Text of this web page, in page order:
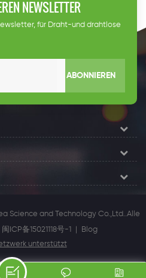
NEWSLETTER
für Draht-und drahtlose
ABONNIEREN
Science and Technology Co.,Ltd..Alle
闽ICP备15021118号-1
Blog
unterstützt